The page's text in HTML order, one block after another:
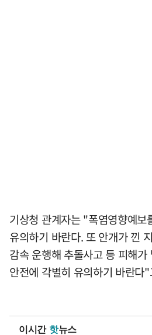
기상청 관계자는 "폭염영향예보
유의하기 바란다. 또 안개가 낀
감속 운행해 추돌사고 등 피해
안전에 각별히 유의하기 바란다
이시간 핫뉴스